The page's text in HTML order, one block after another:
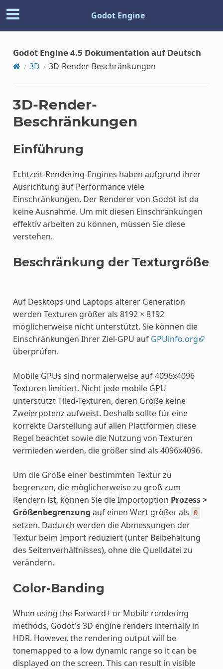
Godot Engine
Godot Engine 4.5 Dokumentation auf Deutsch
3D 3D-Render-Beschränkungen
3D-Render-
Beschränkungen
Einführung
Echtzeit-Rendering-Engines haben aufgrund ihrer
Ausrichtung auf Performance viele
Einschränkungen. Der Renderer von Godot ist da
keine Ausnahme. Um mit diesen Einschränkungen
effektiv arbeiten zu können, müssen Sie diese
verstehen.
Beschränkung der Texturgröße
Auf Desktops und Laptops älterer Generation
werden Texturen größer als 8192 × 8192
möglicherweise nicht unterstützt. Sie können die
Einschränkungen Ihrer Ziel-GPU auf GPUinfo.org
überprüfen.
Mobile GPUs sind normalerweise auf 4096x4096
Texturen limitiert. Nicht jede mobile GPU
unterstützt Tiled-Texturen, deren Größe keine
Zweierpotenz aufweist. Deshalb sollte für eine
korrekte Darstellung auf allen Plattformen diese
Regel beachtet sowie die Nutzung von Texturen
vermieden werden, die größer sind als 4096x4096.
Um die Größe einer bestimmten Textur zu
begrenzen, die möglicherweise zu groß zum
Rendern ist, können Sie die Importoption Prozess >
Größenbegrenzung auf einen Wert größer als 0
setzen. Dadurch werden die Abmessungen der
Textur beim Import reduziert (unter Beibehaltung
des Seitenverhältnisses), ohne die Quelldatei zu
verändern.
Color-Banding
When using the Forward+ or Mobile rendering
methods, Godot's 3D engine renders internally in
HDR. However, the rendering output will be
tonemapped to a low dynamic range so it can be
displayed on the screen. This can result in visible